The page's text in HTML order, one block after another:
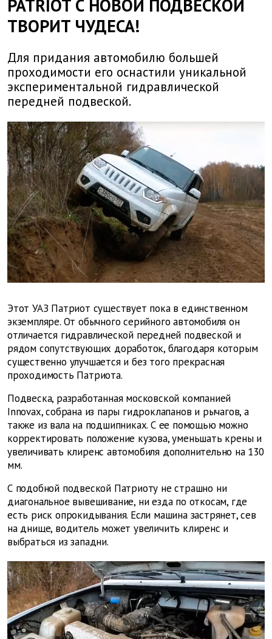
PATRIOT С НОВОЙ ПОДВЕСКОЙ
ТВОРИТ ЧУДЕСА!
Для придания автомобилю большей
проходимости его оснастили уникальной
экспериментальной гидравлической
передней подвеской.
Этот УАЗ Патриот существует пока в единственном
экземпляре. От обычного серийного автомобиля он
отличается гидравлической передней подвеской и
рядом сопутствующих доработок, благодаря которым
существенно улучшается и без того прекрасная
проходимость Патриота.
Подвеска, разработанная московской компанией
Innovax, собрана из пары гидроклапанов и рычагов, а
также из вала на подшипниках. С ее помощью можно
корректировать положение кузова, уменьшать крены и
увеличивать клиренс автомобиля дополнительно на 130
мм.
С подобной подвеской Патриоту не страшно ни
диагональное вывешивание, ни езда по откосам, где
есть риск опрокидывания. Если машина застрянет, сев
на днище, водитель может увеличить клиренс и
выбраться из западни.